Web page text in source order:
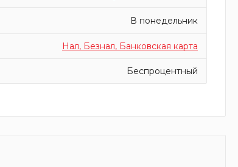
В понедельник
Нал, Безнал, Банковская карта
Беспроцентный